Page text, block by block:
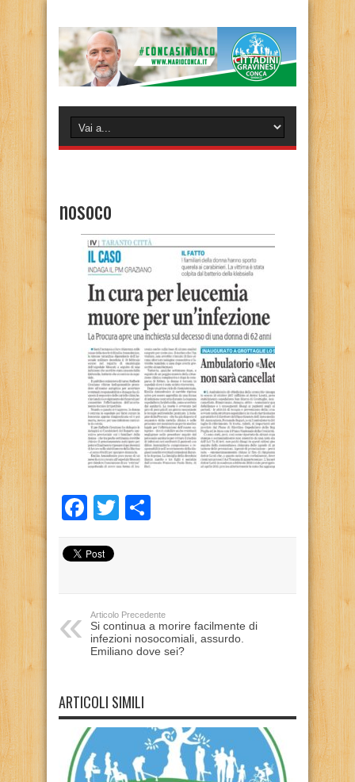
nosoco
Facebook
Twitter
Articolo Precedente
Si continua a morire facilmente di
infezioni nosocomiali, assurdo.
Emiliano dove sei?
ARTICOLI SIMILI